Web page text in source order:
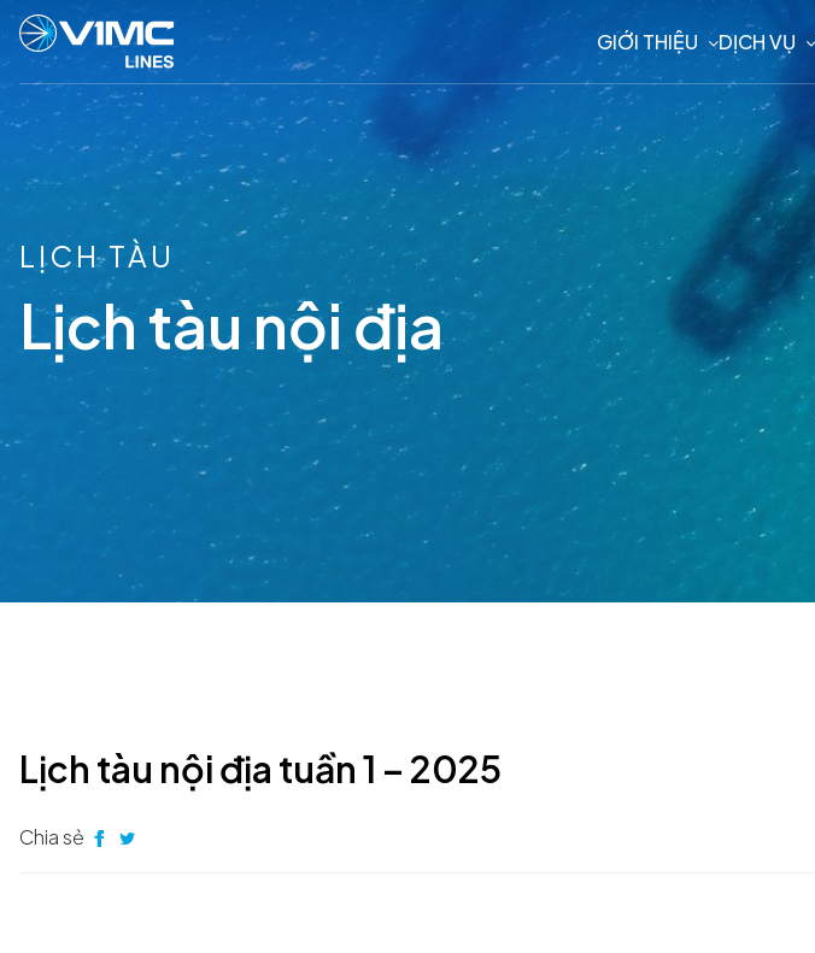
GIỚI THIỆU DỊCH VỤ
LỊCH TÀU
Lịch tàu nội địa
Lịch tàu nội địa tuần 1 – 2025
Chia sẻ